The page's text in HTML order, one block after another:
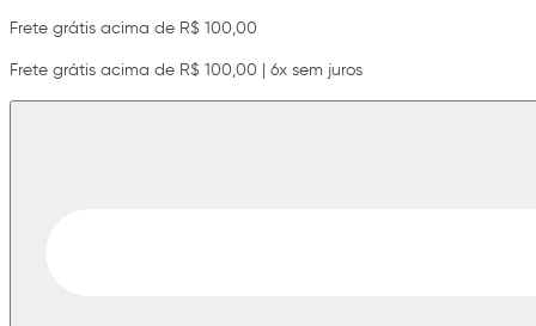
Frete grátis acima de R$ 100,00
Frete grátis acima de R$ 100,00 | 6x sem juros